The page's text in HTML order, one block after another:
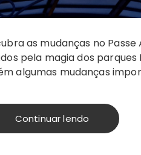
as mudanças no
pela magia dos
algumas mudanças
Continuar lendo